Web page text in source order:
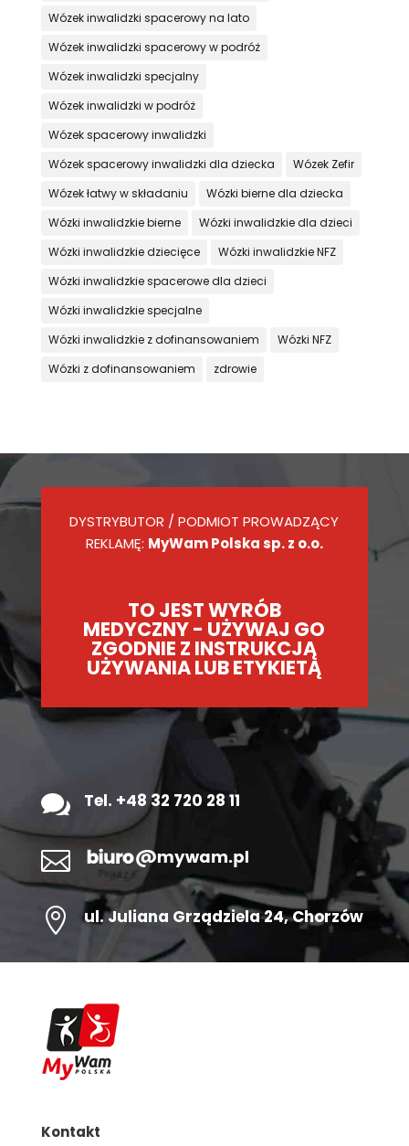
Wózek inwalidzki spacerowy na lato
Wózek inwalidzki spacerowy w podróż
Wózek inwalidzki specjalny
Wózek inwalidzki w podróż
Wózek spacerowy inwalidzki
Wózek spacerowy inwalidzki dla dziecka
Wózek Zefir
Wózek łatwy w składaniu
Wózki bierne dla dziecka
Wózki inwalidzkie bierne
Wózki inwalidzkie dla dzieci
Wózki inwalidzkie dziecięce
Wózki inwalidzkie NFZ
Wózki inwalidzkie spacerowe dla dzieci
Wózki inwalidzkie specjalne
Wózki inwalidzkie z dofinansowaniem
Wózki NFZ
Wózki z dofinansowaniem
zdrowie
DYSTRYBUTOR / PODMIOT PROWADZĄCY
REKLAMĘ: MyWam Polska sp. z o.o.
TO JEST WYRÓB
MEDYCZNY - UŻYWAJ GO
ZGODNIE Z INSTRUKCJĄ
UŻYWANIA LUB ETYKIETĄ
 Tel. +48 32 720 28 11

 ul.Juliana Grządziela 24, Chorzów
Kontakt